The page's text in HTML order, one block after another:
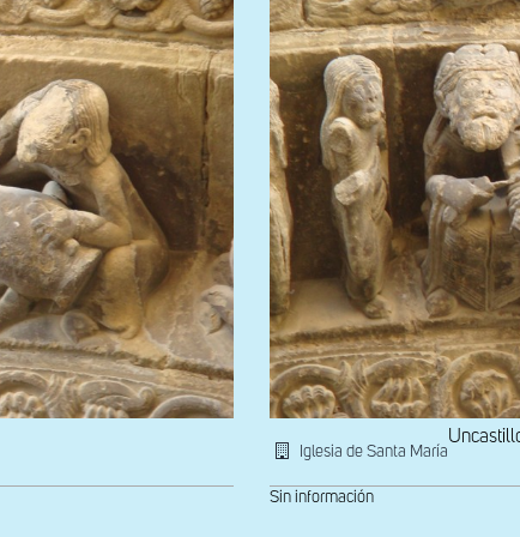
Iglesia de Santa María
Sin información